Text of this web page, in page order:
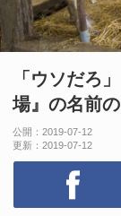
「ウソだろ
場』の名前
公開： 2019-07-12
更新： 2019-07-12